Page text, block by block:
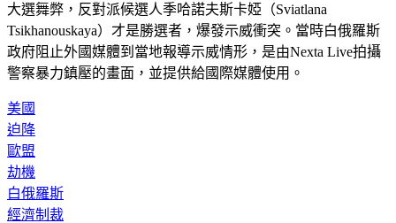
Tsikhanouskaya）才是勝選者，爆發示威衝突。當時白俄羅斯
政府阻止外國媒體到當地報導示威情形，是由Nexta Live拍攝
警察暴力鎮壓的畫面，並提供給國際媒體使用。
迫降
歐盟
劫機
白俄羅斯
經濟制裁
異議份子